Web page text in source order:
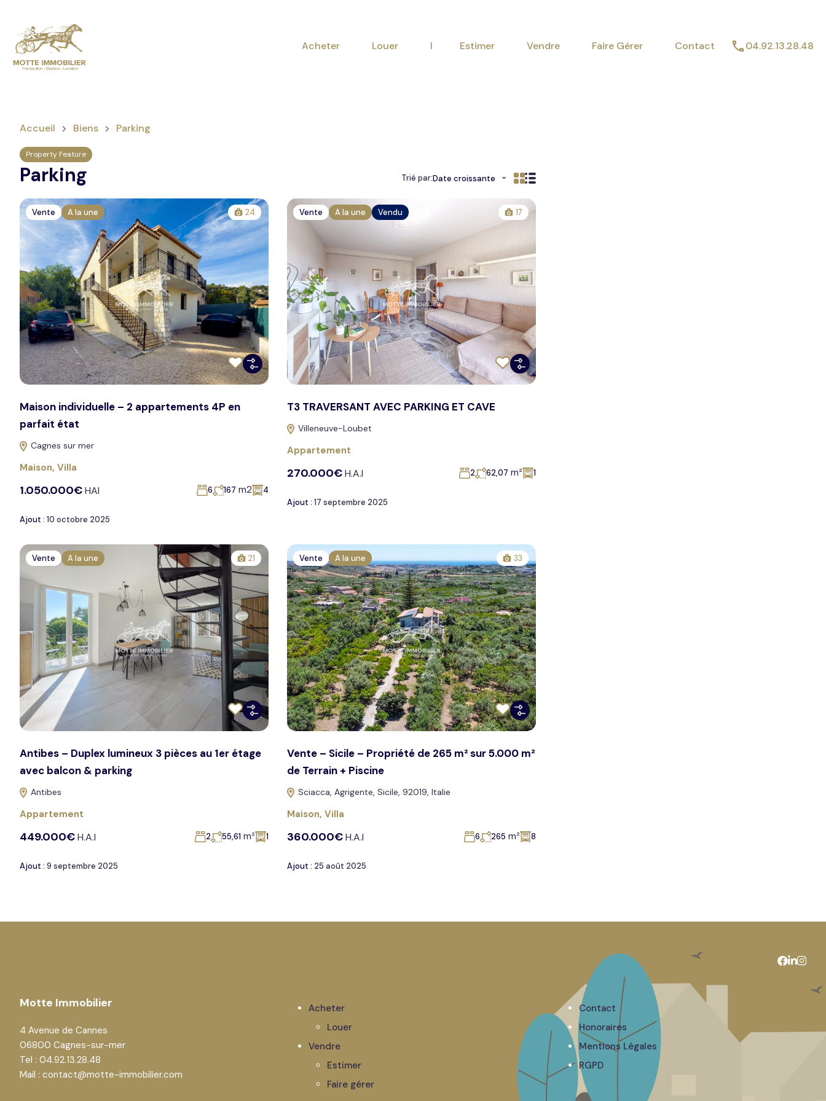
Acheter Louer I Estimer Vendre Faire Gérer Contact
Acheter Louer I Estimer Vendre Faire Gérer Contact 04.92.13.28.48
Accueil Biens Parking
Property Feature
Parking Trié par:Date croissante
Vente A la une 24
Maison individuelle – 2 appartements 4P en
parfait état
Cagnes sur mer
Maison, Villa
1.050.000€HAI 6 167 m2 4
Ajout : 10 octobre 2025
Vente A la une Vendu 17
T3 TRAVERSANT AVEC PARKING ET CAVE
Villeneuve-Loubet
Appartement
270.000€H.A.I 2 62,07 m² 1
Ajout : 17 septembre 2025
Vente A la une 21
Antibes – Duplex lumineux 3 pièces au 1er étage
avec balcon & parking
Antibes
Appartement
449.000€H.A.I 2 55,61 m² 1
Ajout : 9 septembre 2025
Vente A la une 33
Vente – Sicile – Propriété de 265 m² sur 5.000 m²
de Terrain + Piscine
Sciacca, Agrigente, Sicile, 92019, Italie
Maison, Villa
360.000€H.A.I 6 265 m² 8
Ajout : 25 août 2025
Motte Immobilier
4 Avenue de Cannes
06800 Cagnes-sur-mer
Tel : 04.92.13.28.48
Mail : contact@motte-immobilier.com
Acheter
Louer
Vendre
Estimer
Faire gérer
Contact
Honoraires
Mentions Légales
RGPD